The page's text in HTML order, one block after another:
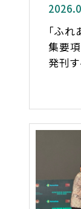
「ふ
集要
発刊